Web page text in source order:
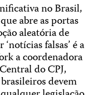
no Brasil,
abre as portas
aleatória de
falsas’ é a
a coordenadora
do CPJ,
devem